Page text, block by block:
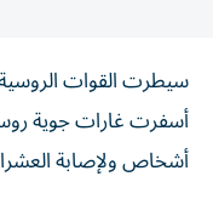
سيطرت القوات
أسفرت غارات جوية
أشخاص ولإصابة